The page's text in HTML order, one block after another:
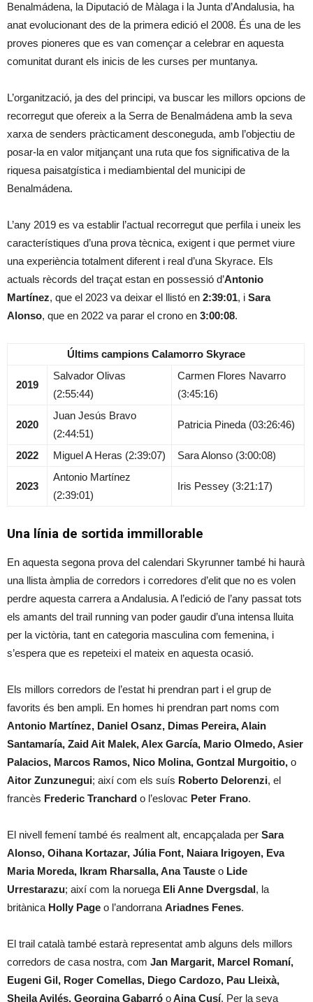
Benalmádena, la Diputació de Màlaga i la Junta d’Andalusia, ha
anat evolucionant des de la primera edició el 2008. És una de les
proves pioneres que es van començar a celebrar en aquesta
comunitat durant els inicis de les curses per muntanya.
L’organització, ja des del principi, va buscar les millors opcions de
recorregut que ofereix a la Serra de Benalmádena amb la seva
xarxa de senders pràcticament desconeguda, amb l’objectiu de
posar-la en valor mitjançant una ruta que fos significativa de la
riquesa paisatgística i mediambiental del municipi de
Benalmádena.
L’any 2019 es va establir l’actual recorregut que perfila i uneix les
característiques d’una prova tècnica, exigent i que permet viure
una experiència totalment diferent i real d’una Skyrace. Els
actuals rècords del traçat estan en possessió d’Antonio
Martínez, que el 2023 va deixar el llistó en 2:39:01, i Sara
Alonso, que en 2022 va parar el crono en 3:00:08.
Últims campions Calamorro Skyrace
2019
Salvador Olivas
(2:55:44)
Carmen Flores Navarro
(3:45:16)
2020
Juan Jesús Bravo
(2:44:51)
Patricia Pineda (03:26:46)
2022 Miguel A Heras (2:39:07) Sara Alonso (3:00:08)
2023
Antonio Martínez
(2:39:01)
Iris Pessey (3:21:17)
Una línia de sortida immillorable
En aquesta segona prova del calendari Skyrunner també hi haurà
una llista àmplia de corredors i corredores d’elit que no es volen
perdre aquesta carrera a Andalusia. A l’edició de l’any passat tots
els amants del trail running van poder gaudir d’una intensa lluita
per la victòria, tant en categoria masculina com femenina, i
s’espera que es repeteixi el mateix en aquesta ocasió.
Els millors corredors de l’estat hi prendran part i el grup de
favorits és ben ampli. En homes hi prendran part noms com
Antonio Martínez, Daniel Osanz, Dimas Pereira, Alain
Santamaría, Zaid Ait Malek, Alex García, Mario Olmedo, Asier
Palacios, Marcos Ramos, Nico Molina, Gontzal Murgoitio, o
Aitor Zunzunegui; així com els suís Roberto Delorenzi, el
francès Frederic Tranchard o l’eslovac Peter Frano.
El nivell femení també és realment alt, encapçalada per Sara
Alonso, Oihana Kortazar, Júlia Font, Naiara Irigoyen, Eva
Maria Moreda, Ikram Rharsalla, Ana Tauste o Lide
Urrestarazu; així com la noruega Eli Anne Dvergsdal, la
britànica Holly Page o l’andorrana Ariadnes Fenes.
El trail català també estarà representat amb alguns dels millors
corredors de casa nostra, com Jan Margarit, Marcel Romaní,
Eugeni Gil, Roger Comellas, Diego Cardozo, Pau Lleixà,
Sheila Avilés, Georgina Gabarró oAina Cusí. Per la seva